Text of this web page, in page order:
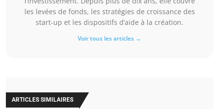
les levées de fonds, les stratégies de croissance des
start-up et les dispositifs d’aide à la création.
Voir tous les articles →
ARTICLES SIMILAIRES